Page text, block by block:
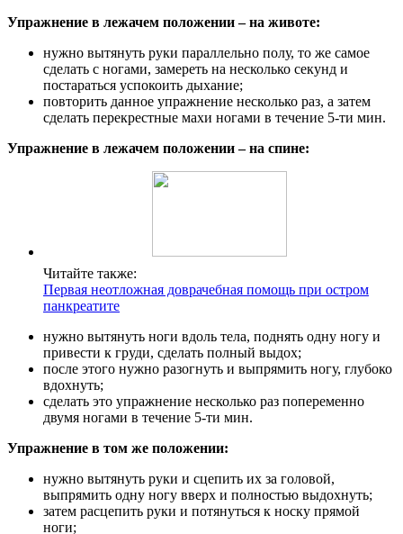
Упражнение в лежачем положении – на животе:
нужно вытянуть руки параллельно полу, то же самое
сделать с ногами, замереть на несколько секунд и
постараться успокоить дыхание;
повторить данное упражнение несколько раз, а затем
сделать перекрестные махи ногами в течение 5-ти мин.
Упражнение в лежачем положении – на спине:
Читайте также:
Первая неотложная доврачебная помощь при остром
панкреатите
нужно вытянуть ноги вдоль тела, поднять одну ногу и
привести к груди, сделать полный выдох;
после этого нужно разогнуть и выпрямить ногу, глубоко
вдохнуть;
сделать это упражнение несколько раз попеременно
двумя ногами в течение 5-ти мин.
Упражнение в том же положении:
нужно вытянуть руки и сцепить их за головой,
выпрямить одну ногу вверх и полностью выдохнуть;
затем расцепить руки и потянуться к носку прямой
ноги;